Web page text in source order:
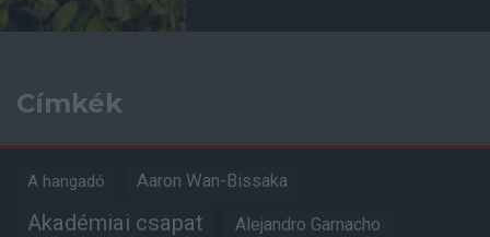
Címkék
A hangadó Aaron Wan-Bissaka
Akadémiai csapat Alejandro Garnacho